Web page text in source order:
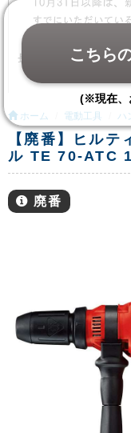
ホーム 電動工具 ハ
【廃番】ヒル
ル TE 70-ATC
廃番
こちら
(※現在、